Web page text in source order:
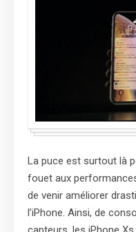
La puce est surtout là
fouet aux
de venir améliorer
l’iPhone. Ainsi, de